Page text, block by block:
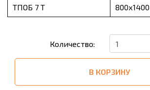
ТПОБ 7 Т 800х1400
Количество:
В КОРЗИНУ